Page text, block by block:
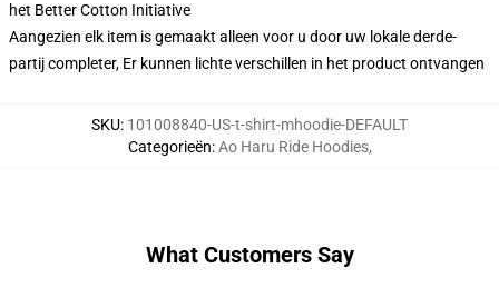
het Better Cotton Initiative
Aangezien elk item is gemaakt alleen voor u door uw lokale derde-
partij completer, Er kunnen lichte verschillen in het product ontvangen
SKU: 101008840-US-t-shirt-mhoodie-DEFAULT
Categorieën:Ao Haru Ride Hoodies,
What Customers Say